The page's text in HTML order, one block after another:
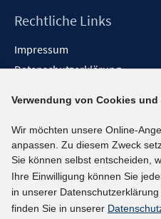
Rechtliche Links
Impressum
Datenschutzerklärung
Barrieren melden
Social-Media-Kanäle
BlueSky
YouTube
LinkedIn
Verwendung von Cookies
Wir möchten unsere Online-
anpassen. Zu diesem Zweck
Sie können selbst entscheiden,
Ihre Einwilligung können Sie
in unserer
finden Sie in unserer